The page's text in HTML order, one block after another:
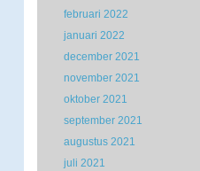
februari 2022
januari 2022
december 2021
november 2021
oktober 2021
september 2021
augustus 2021
juli 2021